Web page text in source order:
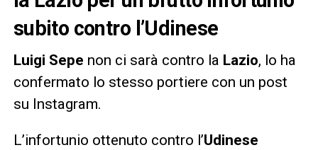
subito contro l’Udinese
Luigi Sepe non ci sarà contro la Lazio, lo ha
confermato lo stesso portiere con un post
su Instagram.
L’infortunio ottenuto contro l’Udinese